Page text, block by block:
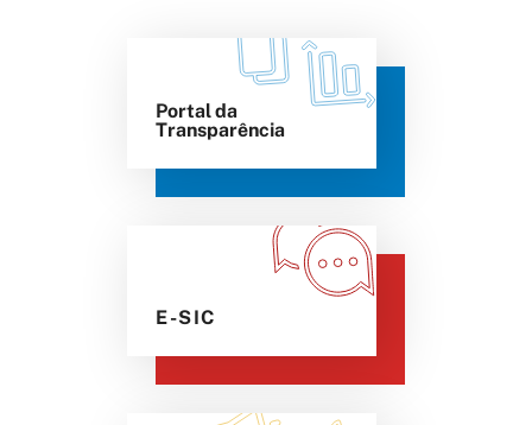
Portal da
Transparência
E-SIC